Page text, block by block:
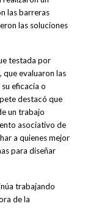
las barreras
las soluciones
testada por
evaluaron las
eficacia o
destacó que
un trabajo
asociativo de
a quienes mejor
para diseñar
trabajando
de la